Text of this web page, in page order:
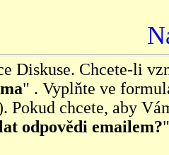
Diskuse. Chcete-li
" . Vyplňte ve
Pokud chcete, aby
odpovědi emailem?